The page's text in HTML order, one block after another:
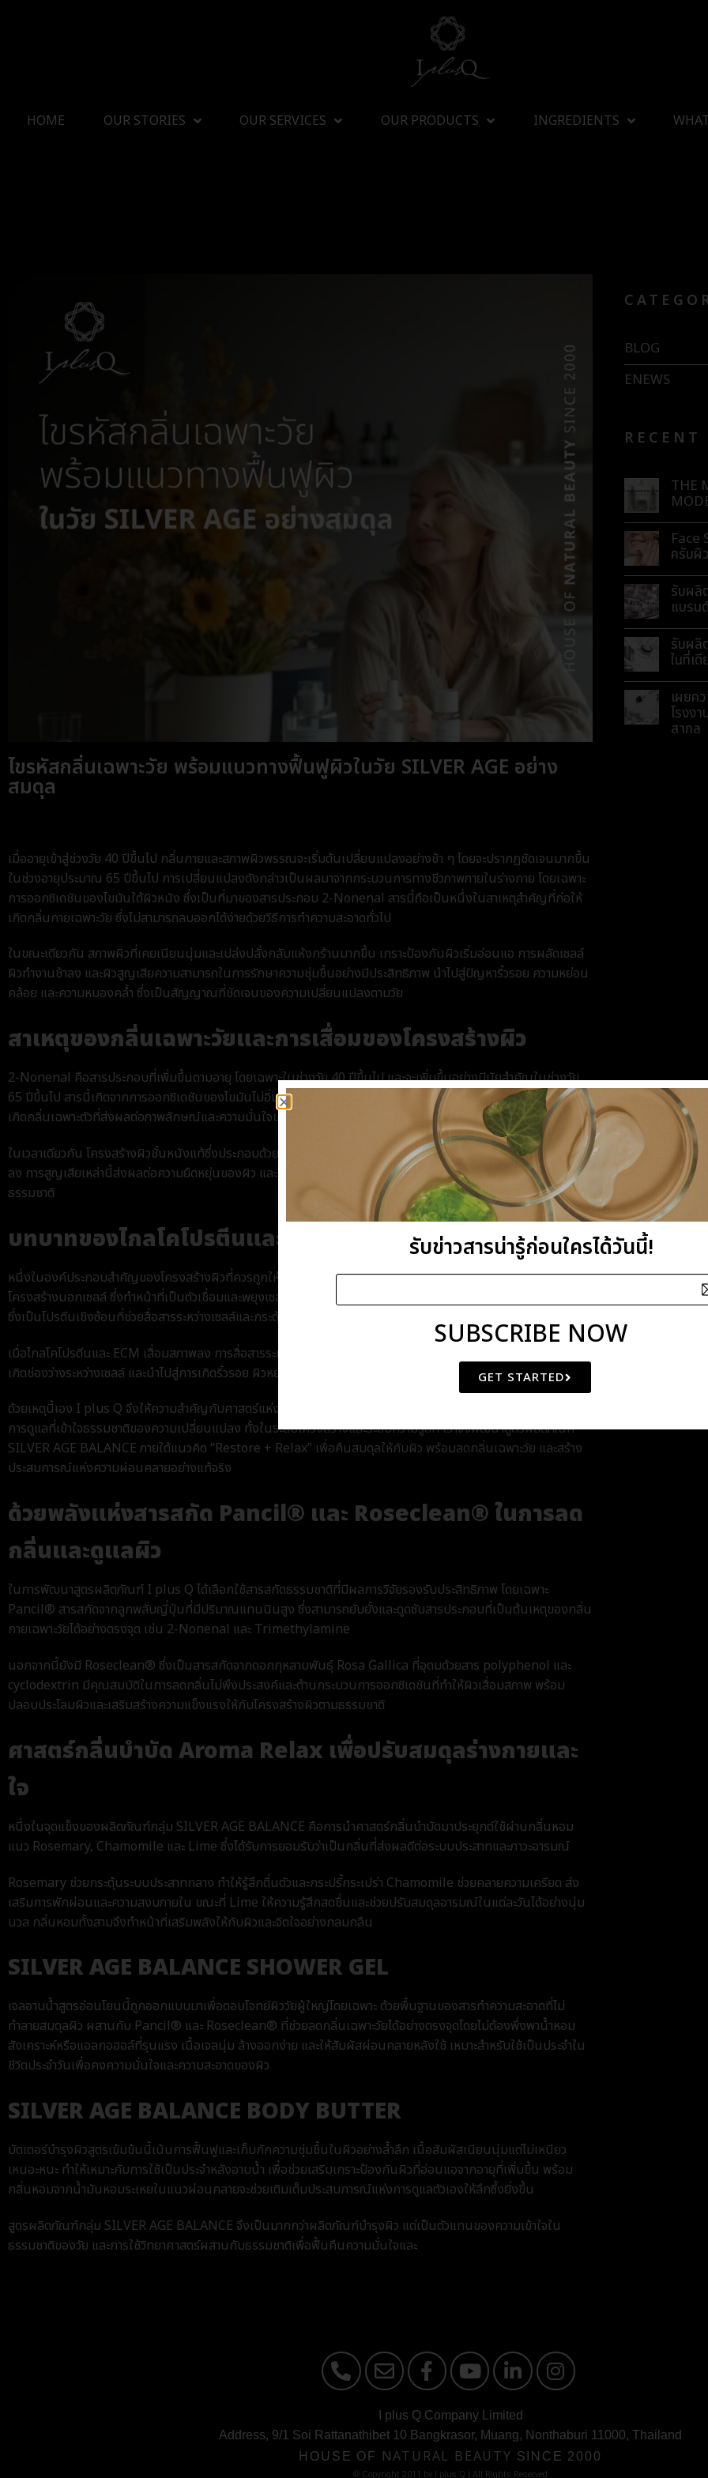
HOME OUR STORIES OUR SERVICES OUR PRODUCTS INGREDIENTS
ไขรหัสกลิ่นเฉพาะวัย พร้อมแนวทางฟื้นฟูผิวในวัย SILVER AGE อย่าง
สมดุล
เมื่ออายุเข้าสู่ช่วงวัย 40 ปีขึ้นไป กลิ่นกายและสภาพผิวพรรณจะเริ่มต้นเปลี่ยนแปลงอย่างช้า ๆ โดยจะปรากฏชัดเจนมากขึ้น
ในช่วงอายุประมาณ 65 ปีขึ้นไป การเปลี่ยนแปลงดังกล่าวเป็นผลมาจากกระบวนการทางชีวภาพภายในร่างกาย โดยเฉพาะ
การออกซิเดชันของไขมันใต้ผิวหนัง ซึ่งเป็นที่มาของสารประกอบ 2-Nonenal สารนี้ถือเป็นหนึ่งในสาเหตุสำคัญที่ก่อให้
เกิดกลิ่นกายเฉพาะวัย ซึ่งไม่สามารถลบออกได้ง่ายด้วยวิธีการทำความสะอาดทั่วไป
ในขณะเดียวกัน สภาพผิวที่เคยเนียนนุ่มและเปล่งปลั่งกลับแห้งกร้านมากขึ้น เกราะป้องกันผิวเริ่มอ่อนแอ การผลัดเซลล์
ผิวทำงานช้าลง และผิวสูญเสียความสามารถในการรักษาความชุ่มชื้นอย่างมีประสิทธิภาพ นำไปสู่ปัญหาริ้วรอย ความหย่อน
คล้อย และความหมองคล้ำ ซึ่งเป็นสัญญาณที่ชัดเจนของความเปลี่ยนแปลงตามวัย
สาเหตุของกลิ่นเฉพาะวัยและการเสื่อมของโครงสร้างผิว
2-Nonenal คือสารประกอบที่เพิ่มขึ้นตามอายุ โดยเฉพาะในช่วงวัย 40 ปีขึ้นไป และจะเพิ่มขึ้นอย่างมีนัยสำคัญในช่วงวัย
65 ปีขึ้นไป สารนี้เกิดจากการออกซิเดชันของไขมันไม่อิ่มตัวที่สะสมอยู่ในต่อมไขมันใต้ผิวหนัง เมื่อเกิดออกซิเดชันจะก่อให้
เกิดกลิ่นเฉพาะตัวที่ส่งผลต่อภาพลักษณ์และความมั่นใจของผู้สูงวัย
ในเวลาเดียวกัน โครงสร้างผิวชั้นหนังแท้ซึ่งประกอบด้วยคอลลาเจน อีลาสติน และโปรตีนโครงสร้างอื่น ๆ ก็เริ่มเสื่อมสภาพ
ลง การสูญเสียเหล่านี้ส่งผลต่อความยืดหยุ่นของผิว และลดทอนความสามารถในการฟื้นฟูตัวเองของผิวอย่างเป็น
ธรรมชาติ
บทบาทของไกลโคโปรตีนและ ECM ในกระบวนการฟื้นฟูผิว
หนึ่งในองค์ประกอบสำคัญของโครงสร้างผิวที่ควรถูกให้ความสำคัญเป็นพิเศษคือ Extracellular Matrix (ECM) หรือ
โครงสร้างนอกเซลล์ ซึ่งทำหน้าที่เป็นตัวเชื่อมและพยุงเซลล์ผิวให้ยึดเกาะกันอย่างมีประสิทธิภาพ โดยเฉพาะไกลโคโปรตีน
ซึ่งเป็นโปรตีนเชิงซ้อนที่ช่วยสื่อสารระหว่างเซลล์และกระตุ้นกระบวนการฟื้นฟูผิวตามธรรมชาติ
เมื่อไกลโคโปรตีนและ ECM เสื่อมสภาพลง การสื่อสารระหว่างเซลล์จะถูกรบกวน ผิวสูญเสียการยึดเกาะภายในชั้นผิว ทำให้
เกิดช่องว่างระหว่างเซลล์ และนำไปสู่การเกิดริ้วรอย ผิวหย่อนคล้อย และขาดความเรียบเนียนตามมา
ด้วยเหตุนี้เอง I plus Q จึงให้ความสำคัญกับศาสตร์แห่งการฟื้นฟูผิวพรรณในทุกมิติ โดยเฉพาะในช่วงวัยที่ผิวต้องการ
การดูแลที่เข้าใจธรรมชาติของความเปลี่ยนแปลง ทั้งในระดับโครงสร้างและระดับความรู้สึก เราจึงพัฒนาสูตรผลิตภัณฑ์
SILVER AGE BALANCE ภายใต้แนวคิด “Restore + Relax” เพื่อคืนสมดุลให้กับผิว พร้อมลดกลิ่นเฉพาะวัย และสร้าง
ประสบการณ์แห่งความผ่อนคลายอย่างแท้จริง
ด้วยพลังแห่งสารสกัด Pancil® และ Roseclean® ในการลด
กลิ่นและดูแลผิว
ในการพัฒนาสูตรผลิตภัณฑ์ I plus Q ได้เลือกใช้สารสกัดธรรมชาติที่มีผลการวิจัยรองรับประสิทธิภาพ โดยเฉพาะ
Pancil® สารสกัดจากลูกพลับญี่ปุ่นที่มีปริมาณแทนนินสูง ซึ่งสามารถยับยั้งและดูดซับสารประกอบที่เป็นต้นเหตุของกลิ่น
กายเฉพาะวัยได้อย่างตรงจุด เช่น 2-Nonenal และ Trimethylamine
นอกจากนี้ยังมี Roseclean® ซึ่งเป็นสารสกัดจากดอกกุหลาบพันธุ์ Rosa Gallica ที่อุดมด้วยสาร polyphenol และ
cyclodextrin มีคุณสมบัติในการลดกลิ่นไม่พึงประสงค์และต้านกระบวนการออกซิเดชันที่ทำให้ผิวเสื่อมสภาพ พร้อม
ปลอบประโลมผิวและเสริมสร้างความแข็งแรงให้กับโครงสร้างผิวตามธรรมชาติ
ศาสตร์กลิ่นบำบัด Aroma Relax เพื่อปรับสมดุลร่างกายและ
ใจ
หนึ่งในจุดแข็งของผลิตภัณฑ์กลุ่ม SILVER AGE BALANCE คือการนำศาสตร์กลิ่นบำบัดมาประยุกต์ใช้ผ่านกลิ่นหอม
แนว Rosemary, Chamomile และ Lime ซึ่งได้รับการยอมรับว่าเป็นกลิ่นที่ส่งผลดีต่อระบบประสาทและภาวะอารมณ์
Rosemary ช่วยกระตุ้นระบบประสาทกลาง ทำให้รู้สึกตื่นตัวและกระปรี้กระเปร่า Chamomile ช่วยคลายความเครียด ส่ง
เสริมการพักผ่อนและความสงบภายใน ขณะที่ Lime ให้ความรู้สึกสดชื่นและช่วยปรับสมดุลอารมณ์ในแต่ละวันได้อย่างนุ่ม
นวล กลิ่นหอมทั้งสามจึงทำหน้าที่เสริมพลังให้กับผิวและจิตใจอย่างกลมกลืน
SILVER AGE BALANCE SHOWER GEL
เจลอาบน้ำสูตรอ่อนโยนนี้ถูกออกแบบมาเพื่อตอบโจทย์ผิววัยผู้ใหญ่โดยเฉพาะ ด้วยพื้นฐานของสารทำความสะอาดที่ไม่
ทำลายสมดุลผิว ผสานกับ Pancil® และ Roseclean® ที่ช่วยลดกลิ่นเฉพาะวัยได้อย่างตรงจุดโดยไม่ต้องพึ่งพาน้ำหอม
สังเคราะห์หรือแอลกอฮอล์ที่รุนแรง เนื้อเจลนุ่ม ล้างออกง่าย และให้สัมผัสผ่อนคลายหลังใช้ เหมาะสำหรับใช้เป็นประจำใน
ชีวิตประจำวันเพื่อคงความมั่นใจและความสะอาดของผิว
SILVER AGE BALANCE BODY BUTTER
บัตเตอร์บำรุงผิวสูตรเข้มข้นนี้เน้นการฟื้นฟูและเก็บกักความชุ่มชื้นในผิวอย่างล้ำลึก เนื้อสัมผัสเนียนนุ่มแต่ไม่เหนียว
เหนอะหนะ ทำให้เหมาะกับการใช้เป็นประจำหลังอาบน้ำ เพื่อช่วยเสริมเกราะป้องกันผิวที่อ่อนแอจากอายุที่เพิ่มขึ้น พร้อม
กลิ่นหอมจากน้ำมันหอมระเหยในแนวผ่อนคลายจะช่วยเติมเต็มประสบการณ์แห่งการดูแลตัวเองให้ลึกซึ้งยิ่งขึ้น
สูตรผลิตภัณฑ์กลุ่ม SILVER AGE BALANCE จึงเป็นมากกว่าผลิตภัณฑ์บำรุงผิว แต่เป็นตัวแทนของความเข้าใจใน
ธรรมชาติของวัย และการใช้วิทยาศาสตร์ผสานกับธรรมชาติเพื่อฟื้นคืนความมั่นใจและ
BLOG
ENEWS
RECENT
THE
Face
ครับผิ
รับผลิ
แบรน
รับผลิ
ในที่เ
เผยค
โรงง
สากล
I plus Q Company Limited
Address, 9/1 Soi Rattanathibet 10 Bangkrasor, Muang, Nonthaburi 11000, Thailand
HOUSE OF NATURAL BEAUTY SINCE 2000
© Copyright 2011 by I plus Q | AIl Rights Reserved
รับข่าวสารน่ารู้ก่อนใครได้วันนี้!
SUBSCRIBE NOW
GET STARTED